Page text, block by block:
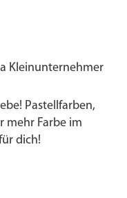
Kleinunternehmer
Pastellfarben,
mehr Farbe im
dich!